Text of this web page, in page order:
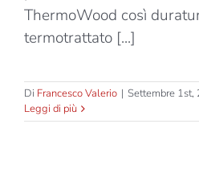
ThermoWood così
termotrattato [...]
Di Francesco Valerio | Settembre 1st,
Leggi di più